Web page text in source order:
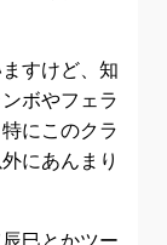
すけど、知
ボやフェラ
にこのクラ
にあんまり
巳とかツー